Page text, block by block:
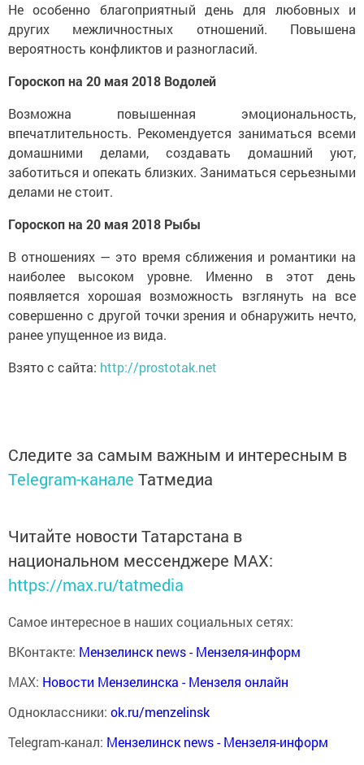
Не особенно благоприятный день для любовных и
других межличностных отношений. Повышена
вероятность конфликтов и разногласий.
Гороскоп на 20 мая 2018 Водолей
Возможна повышенная эмоциональность,
впечатлительность. Рекомендуется заниматься всеми
домашними делами, создавать домашний уют,
заботиться и опекать близких. Заниматься серьезными
делами не стоит.
Гороскоп на 20 мая 2018 Рыбы
В отношениях — это время сближения и романтики на
наиболее высоком уровне. Именно в этот день
появляется хорошая возможность взглянуть на все
совершенно с другой точки зрения и обнаружить нечто,
ранее упущенное из вида.
Взято с сайта: http://prostotak.net
Следите за самым важным и интересным в
Telegram-канале Татмедиа
Читайте новости Татарстана в
национальном мессенджере MАХ:
https://max.ru/tatmedia
Самое интересное в наших социальных сетях:
ВКонтакте: Мензелинск news - Мензеля-информ
MAX: Новости Мензелинска - Мензеля онлайн
Одноклассники: ok.ru/menzelinsk
Telegram-канал: Мензелинск news - Мензеля-информ